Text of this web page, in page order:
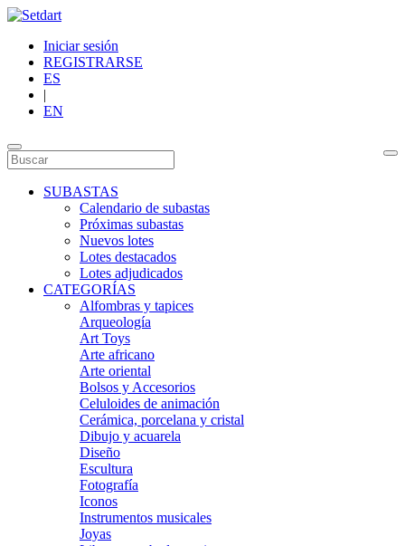
Iniciar sesión
REGISTRARSE
ES
|
EN
SUBASTAS
Calendario de subastas
Próximas subastas
Nuevos lotes
Lotes destacados
Lotes adjudicados
CATEGORÍAS
Alfombras y tapices
Arqueología
Art Toys
Arte africano
Arte oriental
Bolsos y Accesorios
Celuloides de animación
Cerámica, porcelana y cristal
Dibujo y acuarela
Diseño
Escultura
Fotografía
Iconos
Instrumentos musicales
Joyas